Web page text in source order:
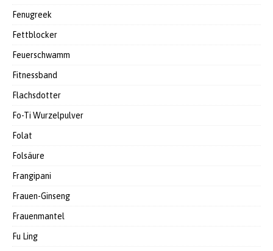
Fenugreek
Fettblocker
Feuerschwamm
Fitnessband
Flachsdotter
Fo-Ti Wurzelpulver
Folat
Folsäure
Frangipani
Frauen-Ginseng
Frauenmantel
Fu Ling